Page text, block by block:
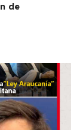
de